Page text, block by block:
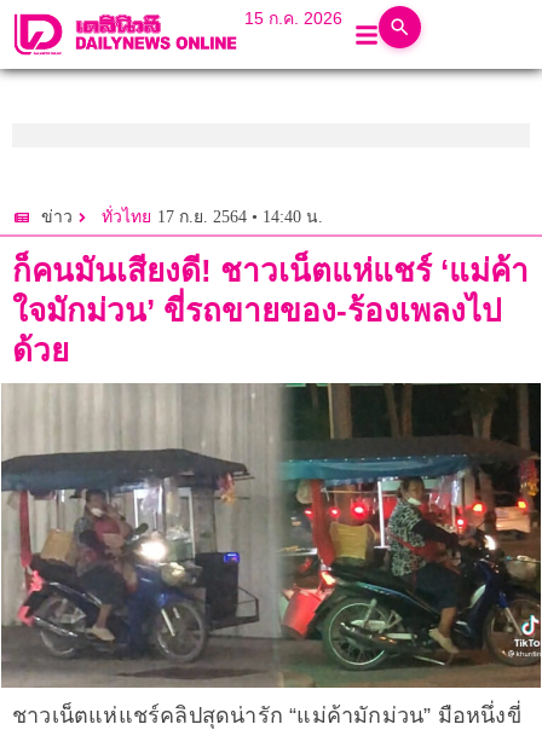
15 ก.ค. 2026
ข่าว ทั่วไทย 17 ก.ย. 2564 • 14:40 น.
ก็คนมันเสียงดี! ชาวเน็ตแห่แชร์ ‘แม่ค้า
ใจมักม่วน’ ขี่รถขายของ-ร้องเพลงไป
ด้วย
ชาวเน็ตแห่แชร์คลิปสุดน่ารัก “แม่ค้ามักม่วน” มือหนึ่งขี่